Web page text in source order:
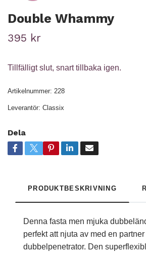
Double Whammy
395 kr
Tillfälligt slut, snart tillbaka igen.
Artikelnummer: 228
Leverantör: Classix
Dela
PRODUKTBESKRIVNING
Denna fasta men mjuka
perfekt att njuta av med en
dubbelpenetrator. Den